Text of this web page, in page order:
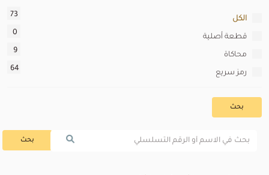
73
الكل
0
قطعة أصلية
9
محاكاة
64
رمز سريع
بحث
بحث